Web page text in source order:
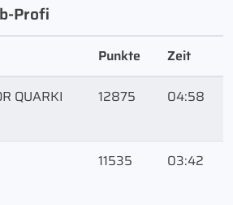
Profi
Punkte Zeit
QUARKI 12875 04:58
11535 03:42